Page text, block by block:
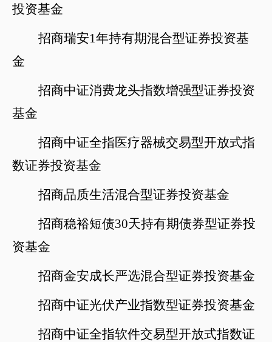
投资基金
招商瑞安1年持有期混合型证券投资基
金
招商中证消费龙头指数增强型证券投资
基金
招商中证全指医疗器械交易型开放式指
数证券投资基金
招商品质生活混合型证券投资基金
招商稳裕短债30天持有期债券型证券投
资基金
招商金安成长严选混合型证券投资基金
招商中证光伏产业指数型证券投资基金
招商中证全指软件交易型开放式指数证